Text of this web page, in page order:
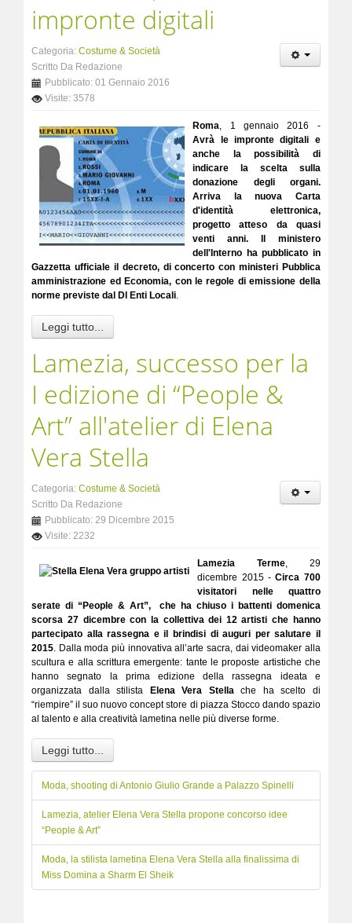
impronte digitali
Categoria:Costume & Società
Scritto Da Redazione
Pubblicato: 01 Gennaio 2016
Visite: 3578
Roma, 1 gennaio 2016 -
Avrà le impronte digitali e
anche la possibilità di
indicare la scelta sulla
donazione degli organi.
Arriva la nuova Carta
d'identità elettronica,
progetto atteso da quasi
venti anni. Il ministero
dell'Interno ha pubblicato in
Gazzetta ufficiale il decreto, di concerto con ministeri Pubblica
amministrazione ed Economia, con le regole di emissione della
norme previste dal Dl Enti Locali.
Leggi tutto...
Lamezia, successo per la
I edizione di “People &
Art” all'atelier di Elena
Vera Stella
Categoria:Costume & Società
Scritto Da Redazione
Pubblicato: 29 Dicembre 2015
Visite: 2232
Lamezia Terme, 29
dicembre 2015 -Circa 700
visitatori nelle quattro
serate di “People & Art”, che ha chiuso i battenti domenica
scorsa 27 dicembre con la collettiva dei 12 artisti che hanno
partecipato alla rassegna e il brindisi di auguri per salutare il
2015. Dalla moda più innovativa all’arte sacra, dai videomaker alla
scultura e alla scrittura emergente: tante le proposte artistiche che
hanno segnato la prima edizione della rassegna ideata e
organizzata dalla stilista
Elena Vera Stellache ha scelto di
“riempire” il suo nuovo concept store di piazza Stocco dando spazio
al talento e alla creatività lametina nelle più diverse forme.
Leggi tutto...
Moda, shooting di Antonio Giulio Grande a Palazzo Spinelli
Lamezia, atelier Elena Vera Stella propone concorso idee
“People & Art”
Moda, la stilista lametina Elena Vera Stella alla finalissima di
Miss Domina a Sharm El Sheik